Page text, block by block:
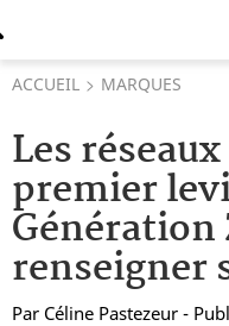
ACCUEIL MARQUES
Les
premier
Génération
renseigner
Par Céline Pastezeur -